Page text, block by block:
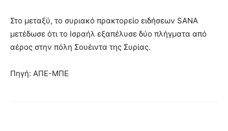
Στο μεταξύ, το συριακό πρακτορείο ειδήσεων SANA
μετέδωσε ότι το Ισραήλ εξαπέλυσε δύο πλήγματα από
αέρος στην πόλη Σουέιντα της Συρίας.
Πηγή: ΑΠΕ-ΜΠΕ